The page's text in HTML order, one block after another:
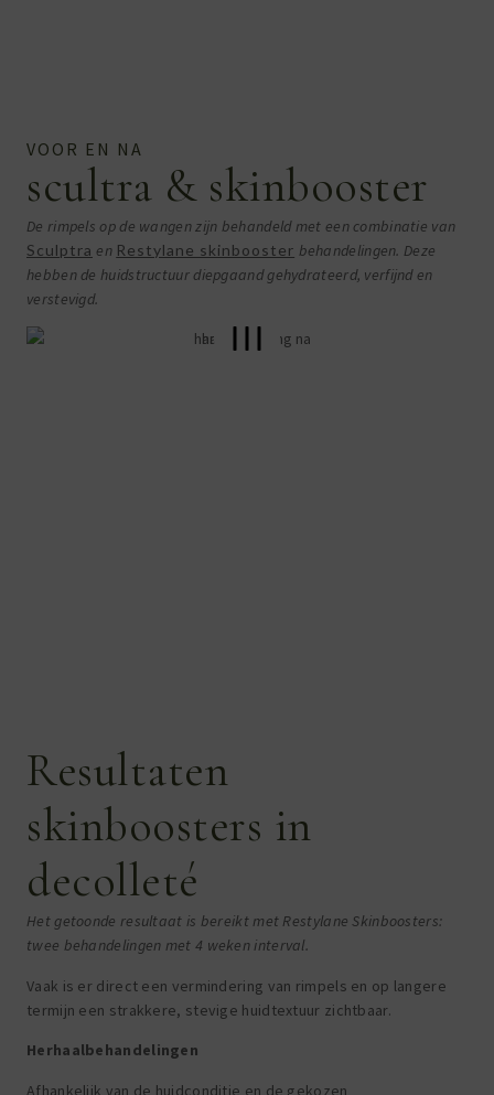
VOOR EN NA
scultra & skinbooster
De rimpels op de wangen zijn behandeld met een combinatie van
Sculptra en Restylane skinbooster behandelingen. Deze
hebben de huidstructuur diepgaand gehydrateerd, verfijnd en
verstevigd.
Resultaten
skinboosters in
decolleté
Het getoonde resultaat is bereikt met Restylane Skinboosters:
twee behandelingen met 4 weken interval.
Vaak is er direct een vermindering van rimpels en op langere
termijn een strakkere, stevige huidtextuur zichtbaar.
Herhaalbehandelingen
Afhankelijk van de huidconditie en de gekozen